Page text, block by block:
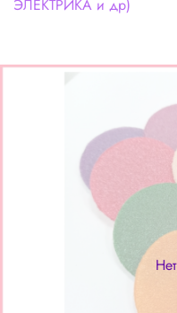
ЭЛЕКТРИКА и др)